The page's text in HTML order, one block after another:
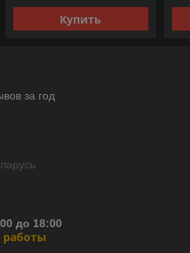
Купить
за год
до 18:00
работы